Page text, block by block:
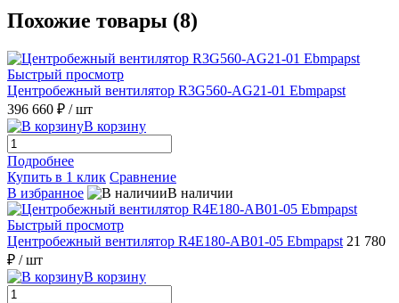
Похожие товары (8)
Быстрый просмотр
Центробежный вентилятор R3G560-AG21-01 Ebmpapst
396 660 ₽ / шт
В корзину
Подробнее
Купить в 1 клик Сравнение
В избранное
В наличии
Быстрый просмотр
Центробежный вентилятор R4E180-AB01-05 Ebmpapst 21 780
₽ / шт
В корзину